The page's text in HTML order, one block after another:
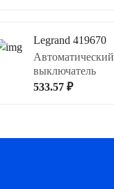
Legrand 419670
Автоматический
выключатель
533.57 ₽